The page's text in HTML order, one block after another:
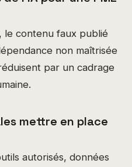
le contenu faux publié
non maîtrisée
par un cadrage
mettre en place
autorisés, données